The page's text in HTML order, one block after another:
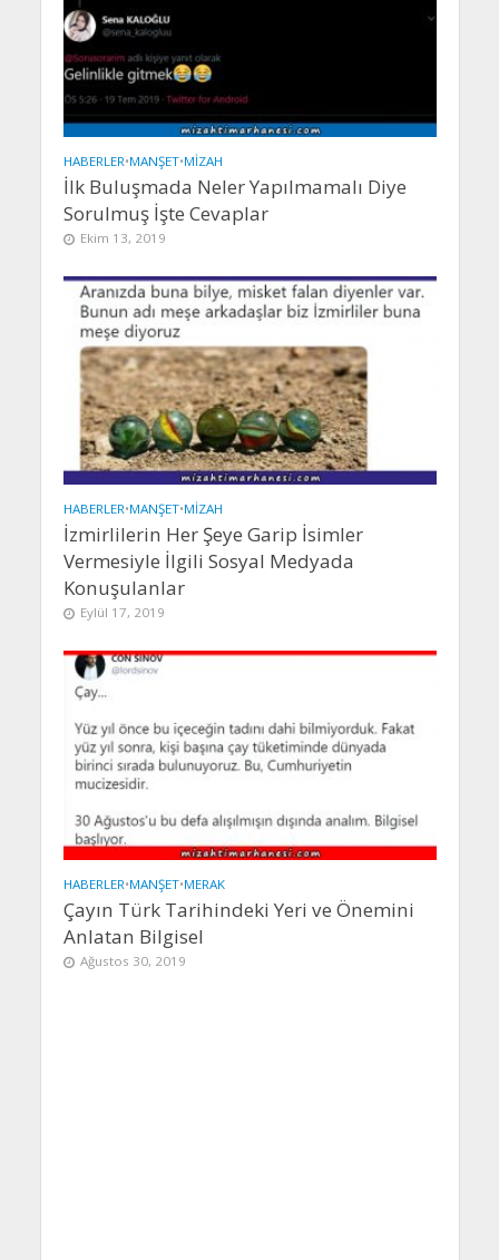
HABERLER•MANŞET•MIZAH
İlk Buluşmada Neler Yapılmamalı Diye
Sorulmuş İşte Cevaplar
Ekim 13, 2019
HABERLER•MANŞET•MIZAH
İzmirlilerin Her Şeye Garip İsimler
Vermesiyle İlgili Sosyal Medyada
Konuşulanlar
Eylül 17, 2019
HABERLER•MANŞET•MERAK
Çayın Türk Tarihindeki Yeri ve Önemini
Anlatan Bilgisel
Ağustos 30, 2019